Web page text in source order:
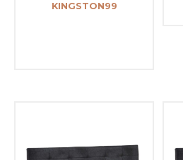
KINGSTON99